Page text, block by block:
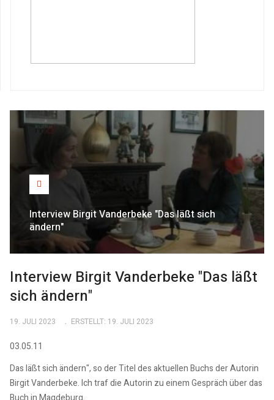
Interview Birgit Vanderbeke "Das läßt sich
ändern"
Interview Birgit Vanderbeke "Das läßt
sich ändern"
19. JULI 2023 ERSTELLT: 19. JULI 2023
03.05.11
Das läßt sich ändern", so der Titel des aktuellen Buchs der Autorin
Birgit Vanderbeke. Ich traf die Autorin zu einem Gespräch über das